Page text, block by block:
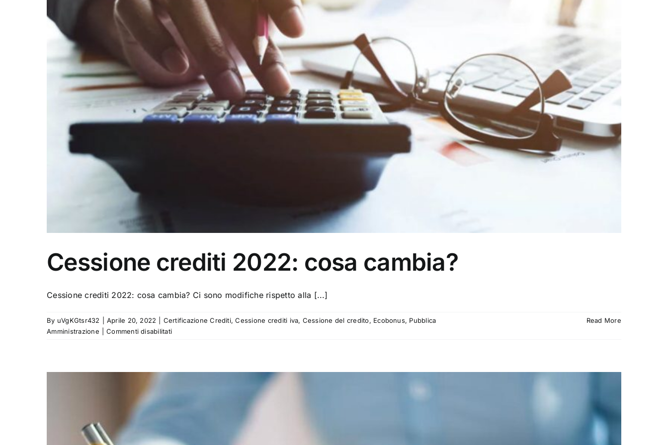
Cessione crediti 2022: cosa cambia?
Cessione crediti 2022: cosa cambia? Ci sono modifiche rispetto alla [...]
By uVgKGtsr432 Aprile 20, 2022 Certificazione Crediti,Cessione crediti iva, Cessione del credito, Ecobonus, Pubblica
Amministrazione
Commenti disabilitatisu
cosa
Read More